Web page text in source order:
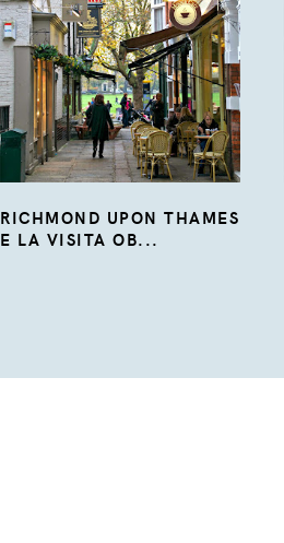
RICHMOND UPON THAMES
E LA VISITA OB...